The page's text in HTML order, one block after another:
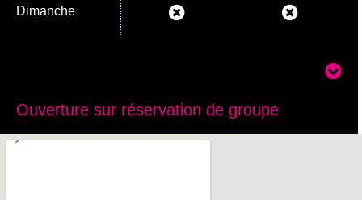
Dimanche
Ouverture sur réservation de groupe